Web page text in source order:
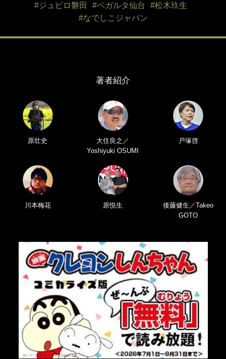
#ジュビロ磐田
#ベガルタ仙台
#松木玖生
#なでしこジャパン
著者紹介
原壮史
大住良之／
Yoshiyuki OSUMI
戸塚啓
川本梅花 原悦生
後藤健生／Takeo
GOTO